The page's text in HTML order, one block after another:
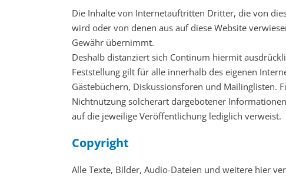
Die Inhalte von Internetauftritten Dritter, die von
wird oder von denen aus auf diese Website
Gewähr übernimmt.
Deshalb distanziert sich Continum hiermit
Feststellung gilt für alle innerhalb des eigenen
Gästebüchern, Diskussionsforen und Mailinglisten.
Nichtnutzung solcherart dargebotener
auf die jeweilige Veröffentlichung lediglich verweist.
Copyright
Alle Texte, Bilder, Audio-Dateien und weitere hier